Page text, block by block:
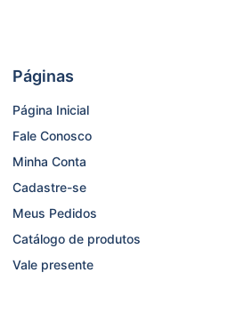
Páginas
Página Inicial
Fale Conosco
Minha Conta
Cadastre-se
Meus Pedidos
Catálogo de produtos
Vale presente